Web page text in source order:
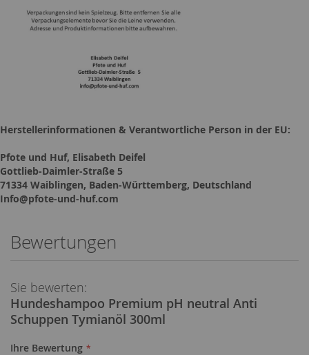
Herstellerinformationen & Verantwortliche Person in der EU:
Pfote und Huf, Elisabeth Deifel
Gottlieb-Daimler-Straße 5
71334 Waiblingen, Baden-Württemberg, Deutschland
Info@pfote-und-huf.com
Bewertungen
Sie bewerten:
Hundeshampoo Premium pH neutral Anti
Schuppen Tymianöl 300ml
Ihre Bewertung